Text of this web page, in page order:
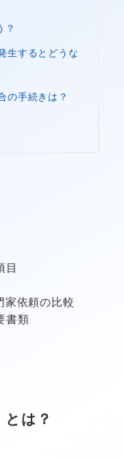
？
生するとどうな
の手続きは？
目
家依頼の比較
書類
とは？